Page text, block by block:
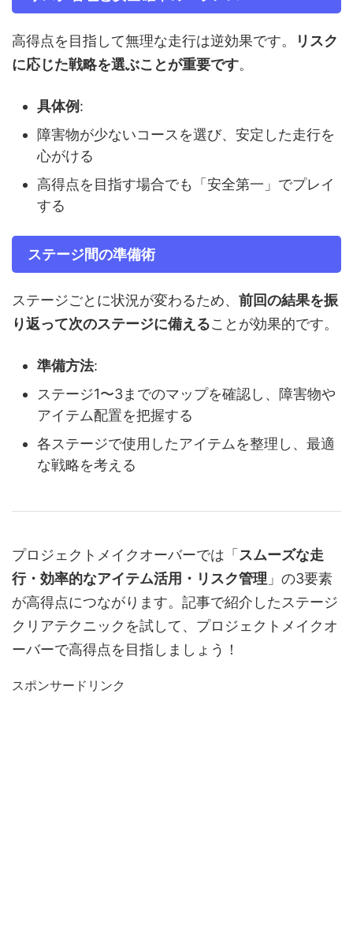
高得点を目指して無理な走行は逆効果です。
リスク
に応じた戦略を選ぶことが重要です。
具体例:
障害物が少ないコースを選び、安定した走行を
心がける
高得点を目指す場合でも「安全第一」でプレイ
する
ステージ間の準備術
ステージごとに状況が変わるため、 前回の結果を振
り返って次のステージに備えることが効果的です。
準備方法:
ステージ1〜3までのマップを確認し、障害物や
アイテム配置を把握する
各ステージで使用したアイテムを整理し、最適
な戦略を考える
プロジェクトメイクオーバーでは「 スムーズな走
行・効率的なアイテム活用・リスク管理 」の3要素
が高得点につながります。記事で紹介したステージ
クリアテクニックを試して、プロジェクトメイクオ
ーバーで高得点を目指しましょう！
スポンサードリンク